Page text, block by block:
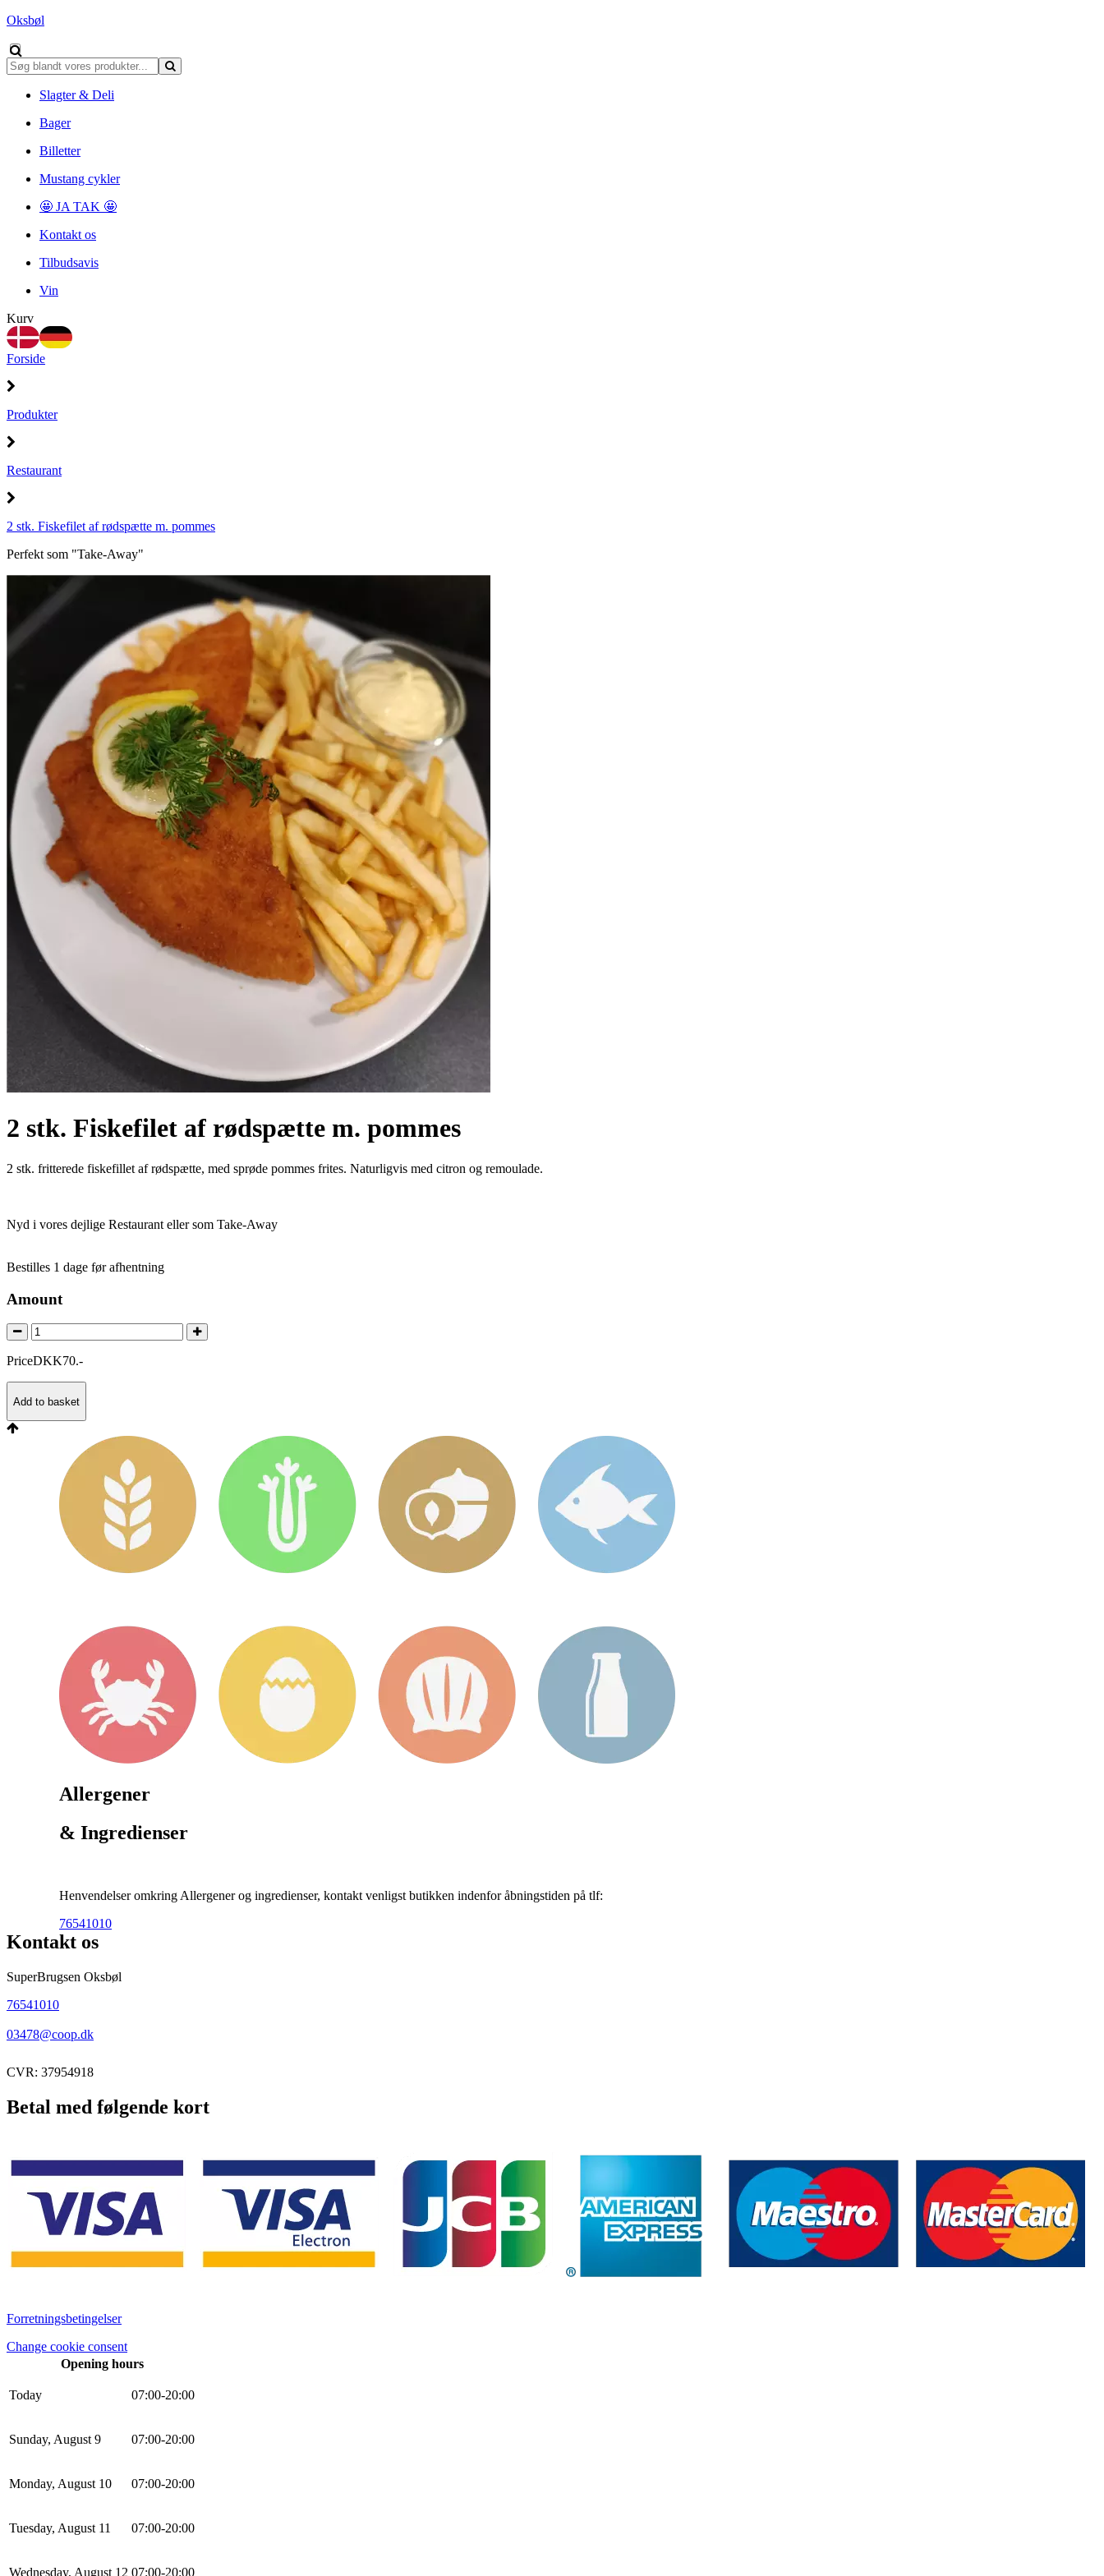
Oksbøl
Slagter & Deli
Bager
Billetter
Mustang cykler
🤩 JA TAK 🤩
Kontakt os
Tilbudsavis
Vin
Kurv
Forside
Produkter
Restaurant
2 stk. Fiskefilet af rødspætte m. pommes
Perfekt som "Take-Away"
2 stk. Fiskefilet af rødspætte m. pommes
2 stk. fritterede fiskefillet af rødspætte, med sprøde pommes frites. Naturligvis med citron og remoulade.
Nyd i vores dejlige Restaurant eller som Take-Away
Bestilles 1 dage før afhentning
Amount
PriceDKK70.-
Add to basket
Allergener
& Ingredienser
Henvendelser omkring Allergener og ingredienser, kontakt venligst butikken indenfor åbningstiden på tlf:
76541010
Kontakt os
SuperBrugsen Oksbøl
76541010
03478@coop.dk
CVR: 37954918
Betal med følgende kort
Forretningsbetingelser
Change cookie consent
Opening hours
Today 07:00-20:00
Sunday, August 9 07:00-20:00
Monday, August 10 07:00-20:00
Tuesday, August 11 07:00-20:00
Wednesday, August 12 07:00-20:00